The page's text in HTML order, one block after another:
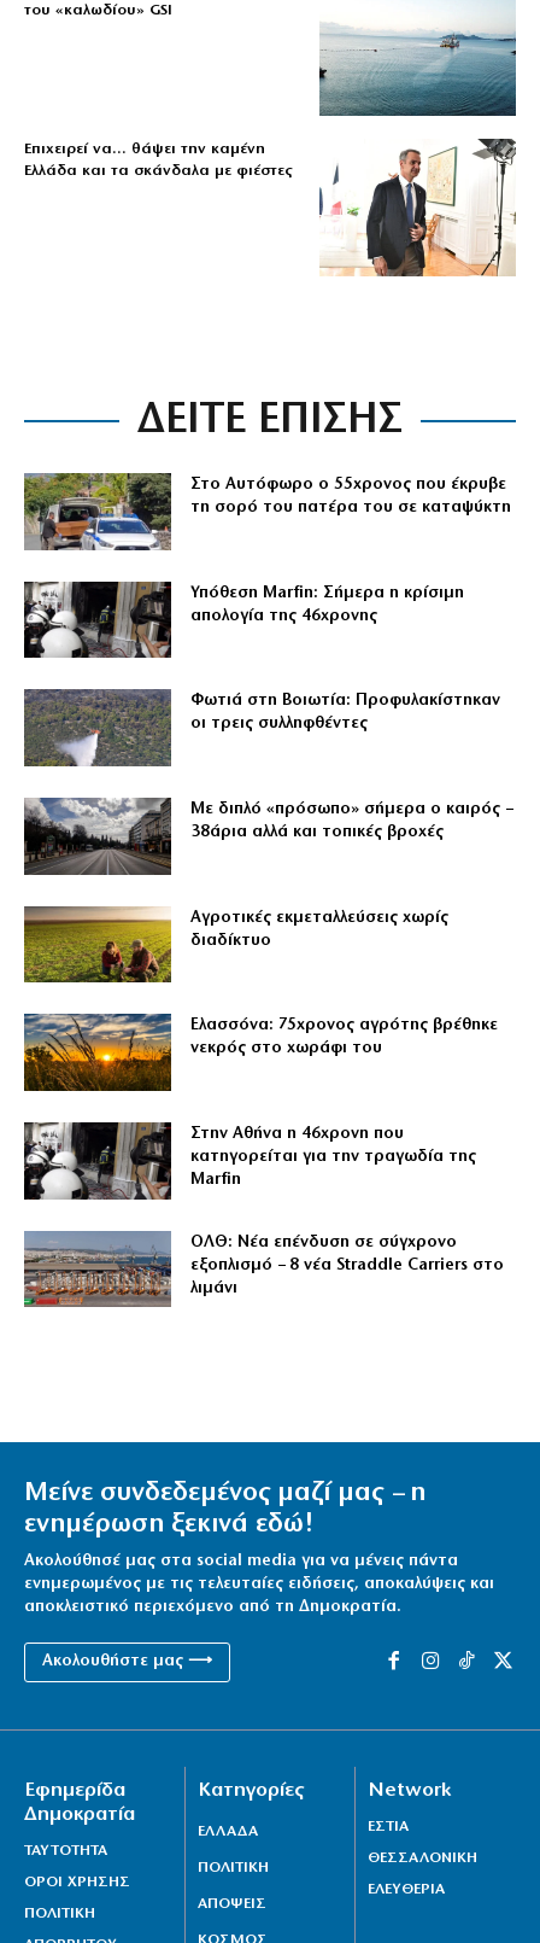
του «καλωδίου» GSI
Επιχειρεί να… θάψει την καμένη
Ελλάδα και τα σκάνδαλα με φιέστες
ΔΕΙΤΕ ΕΠΙΣΗΣ
Στο Αυτόφωρο ο 55χρονος που έκρυβε
τη σορό του πατέρα του σε καταψύκτη
Υπόθεση Marfin: Σήμερα η κρίσιμη
απολογία της 46χρονης
Φωτιά στη Βοιωτία: Προφυλακίστηκαν
οι τρεις συλληφθέντες
Με διπλό «πρόσωπο» σήμερα ο καιρός –
38άρια αλλά και τοπικές βροχές
Αγροτικές εκμεταλλεύσεις χωρίς
διαδίκτυο
Ελασσόνα: 75χρονος αγρότης βρέθηκε
νεκρός στο χωράφι του
Στην Αθήνα η 46χρονη που
κατηγορείται για την τραγωδία της
Marfin
ΟΛΘ: Νέα επένδυση σε σύγχρονο
εξοπλισμό – 8 νέα Straddle Carriers στο
λιμάνι
Μείνε συνδεδεμένος μαζί μας – η
ενημέρωση ξεκινά εδώ!
Ακολούθησέ μας στα social media για να μένεις πάντα
ενημερωμένος με τις τελευταίες ειδήσεις, αποκαλύψεις και
αποκλειστικό περιεχόμενο από τη Δημοκρατία.
Ακολουθήστε μας ⟶
Εφημερίδα
Δημοκρατία
ΤΑΥΤΟΤΗΤΑ
ΟΡΟΙ ΧΡΗΣΗΣ
ΠΟΛΙΤΙΚΗ
Κατηγορίες
ΕΛΛΑΔΑ
ΠΟΛΙΤΙΚΗ
ΑΠΟΨΕΙΣ
ΚΟΣΜΟΣ
Network
ΕΣΤΙΑ
ΘΕΣΣΑΛΟΝΙΚΗ
ΕΛΕΥΘΕΡΙΑ